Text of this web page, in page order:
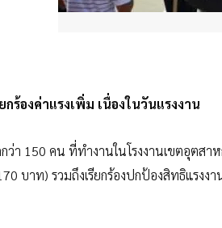
กร้องค่าแรงเพิ่ม เนื่องในวันแรงงาน
ว่า 150 คน ที่ทำงานในโรงงานเขตอุตสา
บาท) รวมถึงเรียกร้องปกป้องสิทธิแรง